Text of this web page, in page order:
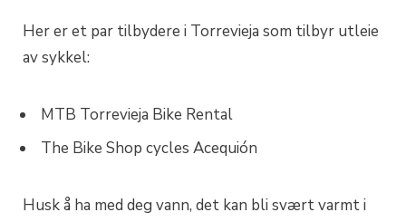
Her er et par tilbydere i Torrevieja som tilbyr utleie
av sykkel:
MTB Torrevieja Bike Rental
The Bike Shop cycles Acequión
Husk å ha med deg vann, det kan bli svært varmt i